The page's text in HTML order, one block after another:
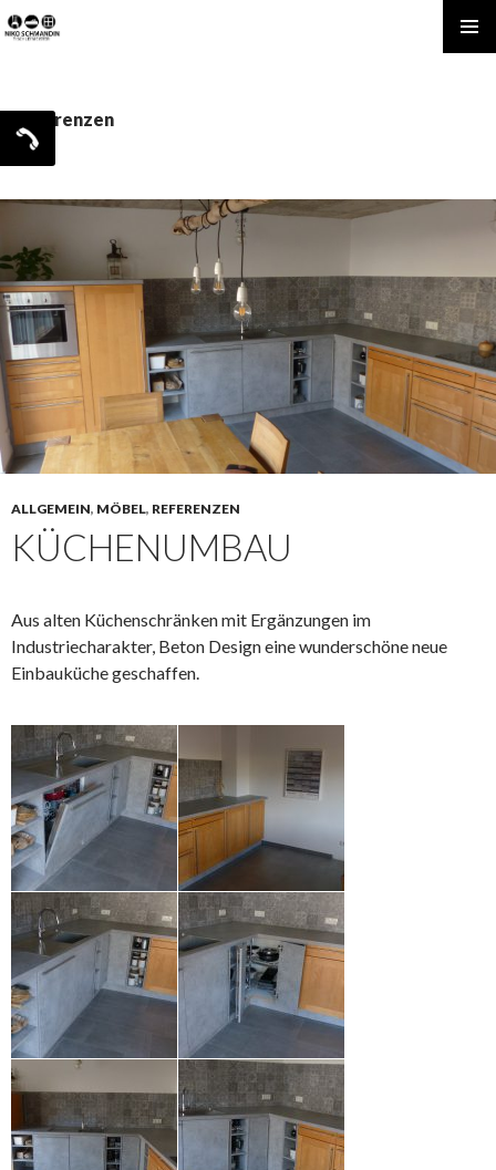
SPRINGE
Referenzen
ALLGEMEIN, MÖBEL, REFERENZEN
KÜCHENUMBAU
Aus alten Küchenschränken mit Ergänzungen im
Industriecharakter, Beton Design eine wunderschöne neue
Einbauküche geschaffen.